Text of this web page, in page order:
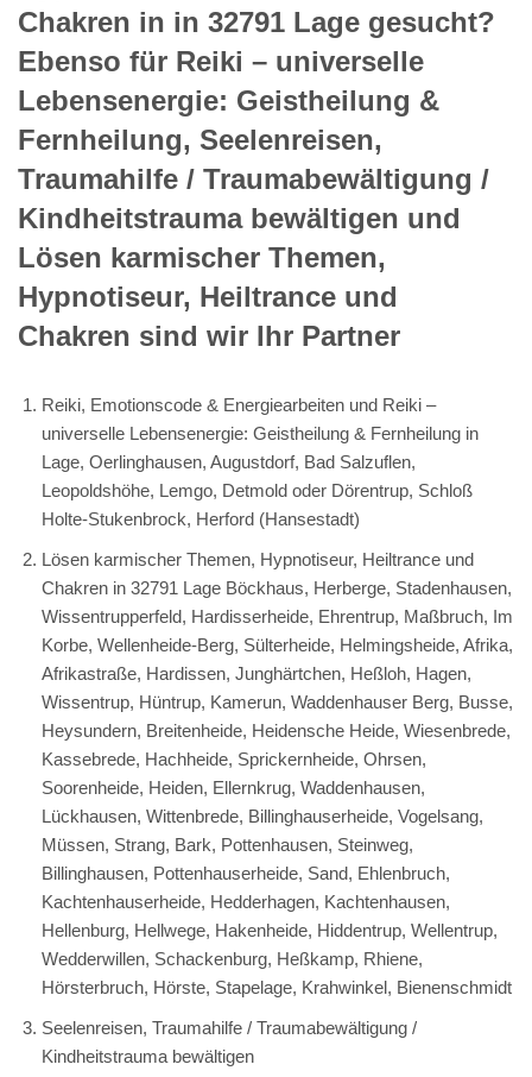
Chakren in in 32791 Lage gesucht?
Ebenso für Reiki – universelle
Lebensenergie: Geistheilung &
Fernheilung, Seelenreisen,
Traumahilfe / Traumabewältigung /
Kindheitstrauma bewältigen und
Lösen karmischer Themen,
Hypnotiseur, Heiltrance und
Chakren sind wir Ihr Partner
Reiki, Emotionscode & Energiearbeiten und Reiki –
universelle Lebensenergie: Geistheilung & Fernheilung in
Lage, Oerlinghausen, Augustdorf, Bad Salzuflen,
Leopoldshöhe, Lemgo, Detmold oder Dörentrup, Schloß
Holte-Stukenbrock, Herford (Hansestadt)
Lösen karmischer Themen, Hypnotiseur, Heiltrance und
Chakren in 32791 Lage Böckhaus, Herberge, Stadenhausen,
Wissentrupperfeld, Hardisserheide, Ehrentrup, Maßbruch, Im
Korbe, Wellenheide-Berg, Sülterheide, Helmingsheide, Afrika,
Afrikastraße, Hardissen, Junghärtchen, Heßloh, Hagen,
Wissentrup, Hüntrup, Kamerun, Waddenhauser Berg, Busse,
Heysundern, Breitenheide, Heidensche Heide, Wiesenbrede,
Kassebrede, Hachheide, Sprickernheide, Ohrsen,
Soorenheide, Heiden, Ellernkrug, Waddenhausen,
Lückhausen, Wittenbrede, Billinghauserheide, Vogelsang,
Müssen, Strang, Bark, Pottenhausen, Steinweg,
Billinghausen, Pottenhauserheide, Sand, Ehlenbruch,
Kachtenhauserheide, Hedderhagen, Kachtenhausen,
Hellenburg, Hellwege, Hakenheide, Hiddentrup, Wellentrup,
Wedderwillen, Schackenburg, Heßkamp, Rhiene,
Hörsterbruch, Hörste, Stapelage, Krahwinkel, Bienenschmidt
Seelenreisen, Traumahilfe / Traumabewältigung /
Kindheitstrauma bewältigen